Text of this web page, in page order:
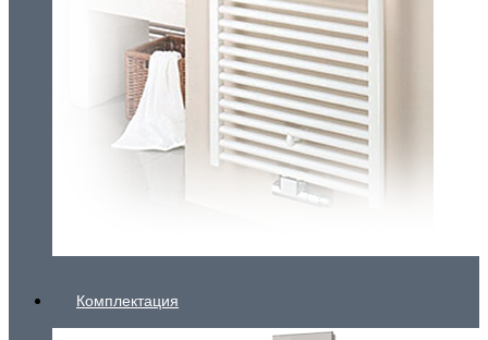
Комплектация